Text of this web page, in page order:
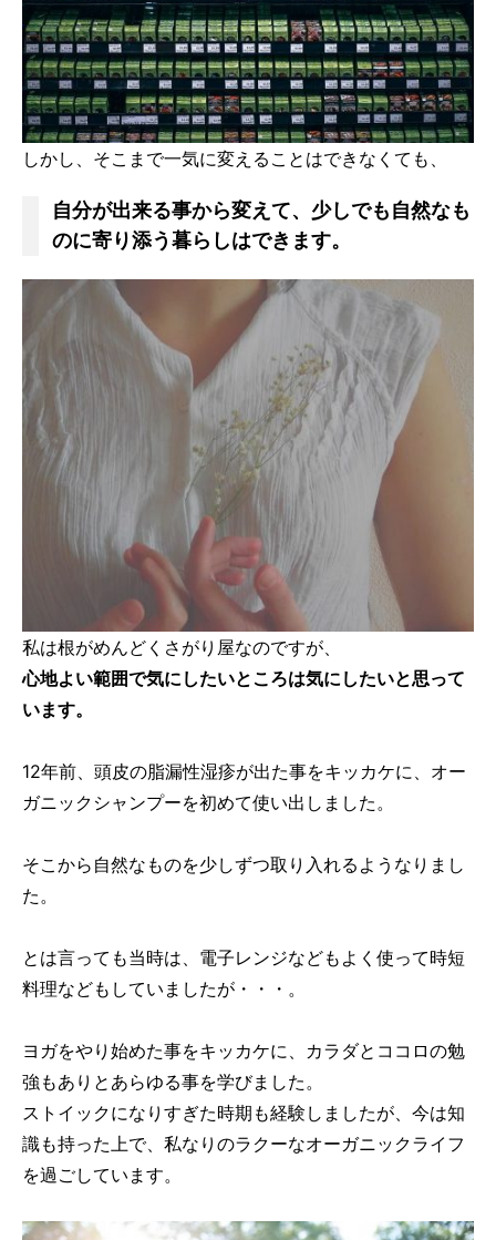
しかし、そこまで一気に変えることはできなくても、
自分が出来る事から変えて、少しでも自然なも
のに寄り添う暮らしはできます。
私は根がめんどくさがり屋なのですが、
心地よい範囲で気にしたいところは気にしたいと思って
います。
12年前、頭皮の脂漏性湿疹が出た事をキッカケに、オー
ガニックシャンプーを初めて使い出しました。
そこから自然なものを少しずつ取り入れるようなりまし
た。
とは言っても当時は、電子レンジなどもよく使って時短
料理などもしていましたが・・・。
ヨガをやり始めた事をキッカケに、カラダとココロの勉
強もありとあらゆる事を学びました。
ストイックになりすぎた時期も経験しましたが、今は知
識も持った上で、私なりのラクーなオーガニックライフ
を過ごしています。